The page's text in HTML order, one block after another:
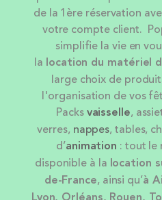
de la 1ère réservation
votre compte client.
simplifie la vie en
la location du matériel
large choix de
l'organisation de vos
Packsvaisselle,
verres, nappes, tables,
d’animation : tout le
disponible à la location
de-France, ainsi qu’à